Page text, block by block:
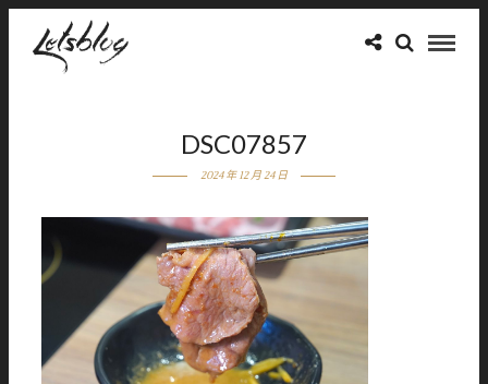
DSC07857
2024 年 12 月 24 日